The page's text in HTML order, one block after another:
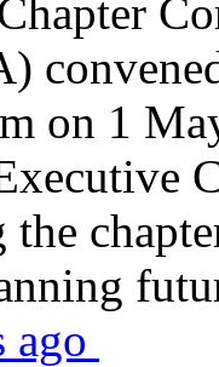
on 1
ago